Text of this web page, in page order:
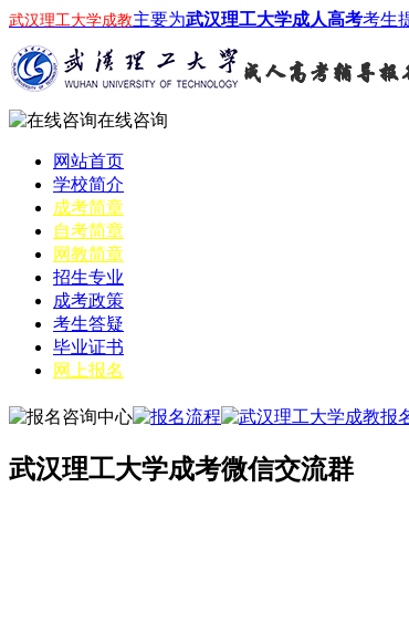
武汉理工大学成教主要为武汉理工大学成人高考考生
在线咨询
网站首页
学校简介
成考简章
自考简章
网教简章
招生专业
成考政策
考生答疑
毕业证书
网上报名
武汉理工大学成考微信交流群